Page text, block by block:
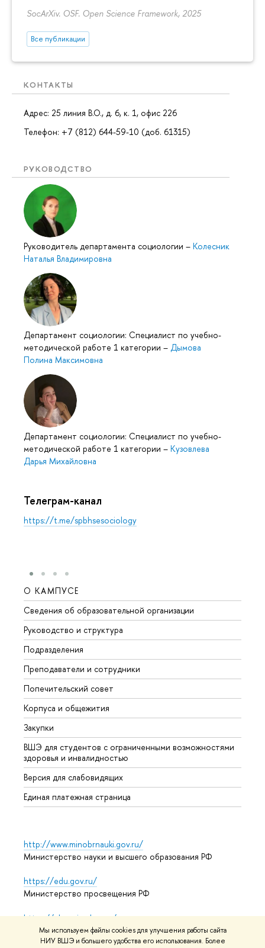
Мы используем файлы cookies для улучшения работы сайта
НИУ ВШЭ и большего удобства его использования. Более
SocArXiv. OSF. Open Science Framework, 2025
Все публикации
КОНТАКТЫ
Адрес: 25 линия В.О., д. 6, к. 1, офис 226
Телефон: +7 (812) 644-59-10 (доб. 61315)
РУКОВОДСТВО
Руководитель департамента социологии – Колесник
Наталья Владимировна
Департамент социологии: Специалист по учебно-
методической работе 1 категории – Дымова
Полина Максимовна
Департамент социологии: Специалист по учебно-
методической работе 1 категории – Кузовлева
Дарья Михайловна
Телеграм-канал
https://t.me/spbhsesociology
О КАМПУСЕ
Сведения об образовательной организации
Руководство и структура
Подразделения
Преподаватели и сотрудники
Попечительский совет
Корпуса и общежития
Закупки
ВШЭ для студентов с ограниченными возможностями
здоровья и инвалидностью
Версия для слабовидящих
Единая платежная страница
http://www.minobrnauki.gov.ru/
Министерство науки и высшего образования РФ
https://edu.gov.ru/
Министерство просвещения РФ
https://elearning.hse.ru/mooc
Массовые открытые онлайн-курсы